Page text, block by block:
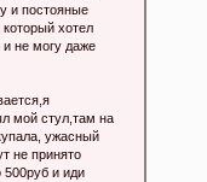
и постояные
хотел
и не могу даже
мой стул,там на
ужасный
не принято
500руб и иди